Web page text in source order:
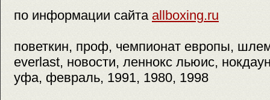
по информации сайта allboxing.ru
поветкин, проф, чемпионат европы,
everlast, новости, леннокс льюис,
уфа, февраль, 1991, 1980, 1998